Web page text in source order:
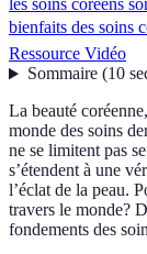
les soins coréens
bienfaits des soins
Ressource Vidéo
Sommaire(10
La beauté
monde des soins
ne se limitent pas
s’étendent à une
l’éclat de la peau.
travers le monde?
fondements des